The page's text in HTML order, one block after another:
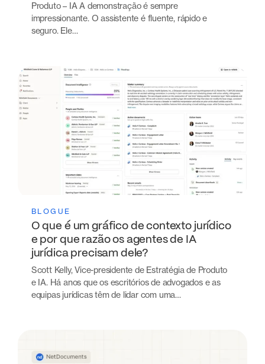
Produto – IA A demonstração é sempre
impressionante. O assistente é fluente, rápido e
seguro. Ele…
BLOGUE
O que é um gráfico de contexto jurídico
e por que razão os agentes de IA
jurídica precisam dele?
Scott Kelly, Vice-presidente de Estratégia de Produto
e IA. Há anos que os escritórios de advogados e as
equipas jurídicas têm de lidar com uma…